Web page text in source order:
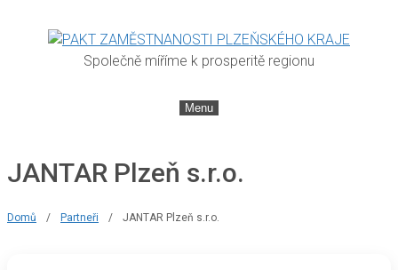
Společně míříme k prosperitě regionu
Menu
JANTAR Plzeň s.r.o.
Domů / Partneři / JANTAR Plzeň s.r.o.